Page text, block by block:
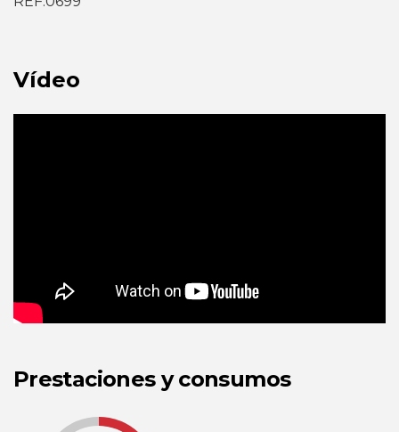
Vídeo
Prestaciones y consumos